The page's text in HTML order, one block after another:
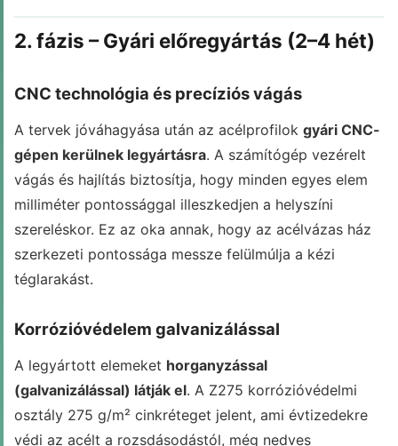
2. fázis – Gyári előregyártás (2–4 hét)
CNC technológia és precíziós vágás
A tervek jóváhagyása után az acélprofilok gyári CNC-
gépen kerülnek legyártásra. A számítógép vezérelt
vágás és hajlítás biztosítja, hogy minden egyes elem
milliméter pontossággal illeszkedjen a helyszíni
szereléskor. Ez az oka annak, hogy az acélvázas ház
szerkezeti pontossága messze felülmúlja a kézi
téglarakást.
Korrózióvédelem galvanizálással
A legyártott elemeket horganyzással
(galvanizálással) látják el. A Z275 korrózióvédelmi
osztály 275 g/m² cinkréteget jelent, ami évtizedekre
védi az acélt a rozsdásodástól, még nedves